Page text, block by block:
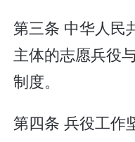
第三条 中华人民
主体的志愿兵役
制度。
第四条 兵役工作